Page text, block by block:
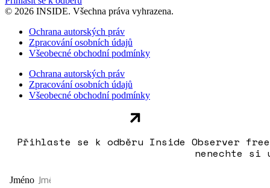
© 2026 INSIDE. Všechna práva vyhrazena.
Ochrana autorských práv
Zpracování osobních údajů
Všeobecné obchodní podmínky
Ochrana autorských práv
Zpracování osobních údajů
Všeobecné obchodní podmínky
Přihlaste se k odběru Inside Observer
nenechte si
Jméno